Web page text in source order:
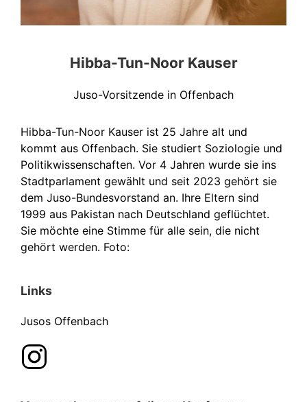
Hibba-Tun-Noor Kauser
Juso-Vorsitzende in Offenbach
Hibba-Tun-Noor Kauser ist 25 Jahre alt und
kommt aus Offenbach. Sie studiert Soziologie und
Politikwissenschaften. Vor 4 Jahren wurde sie ins
Stadtparlament gewählt und seit 2023 gehört sie
dem Juso-Bundesvorstand an. Ihre Eltern sind
1999 aus Pakistan nach Deutschland geflüchtet.
Sie möchte eine Stimme für alle sein, die nicht
gehört werden. Foto:
Links
Jusos Offenbach